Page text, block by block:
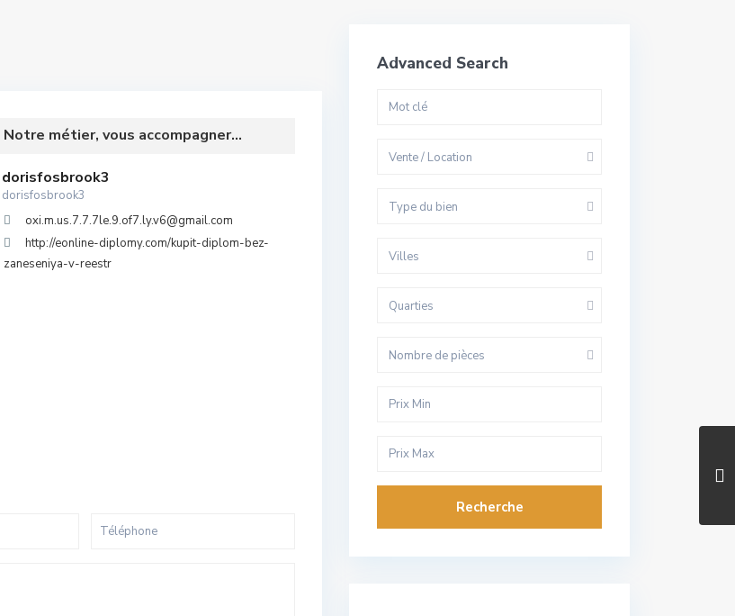
Notre métier, vous accompagner...
dorisfosbrook3
dorisfosbrook3
oxi.m.us.7.7.7le.9.of7.ly.v6@gmail.com
http://eonline-diplomy.com/kupit-diplom-bez-
zaneseniya-v-reestr
Advanced Search
Vente / Location
Type du bien
Villes
Quarties
Nombre de pièces
Recherche